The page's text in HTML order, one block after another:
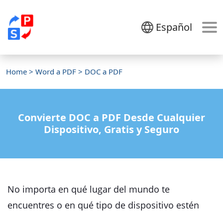
Español
Home > Word a PDF > DOC a PDF
Convierte DOC a PDF Desde Cualquier
Dispositivo, Gratis y Seguro
No importa en qué lugar del mundo te
encuentres o en qué tipo de dispositivo estén